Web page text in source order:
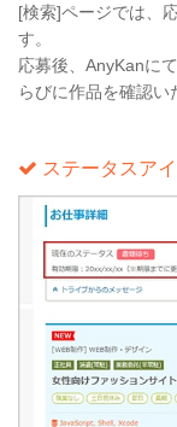
[検索]ページでは、
す。
応募後、AnyKanに
らびに作品を確認い
ステータスア